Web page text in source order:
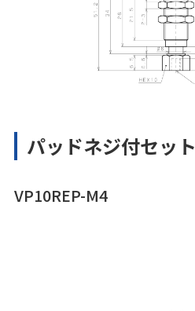
パッドネジ付セット
VP10REP-M4